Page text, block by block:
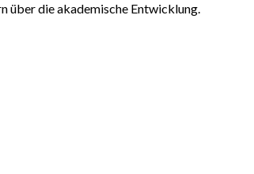
über die akademische Entwicklung.